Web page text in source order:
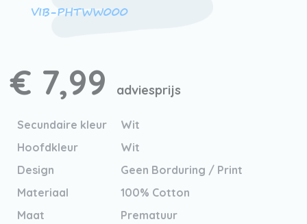
VIB-PHTWW000
€ 7,99 adviesprijs
Secundaire kleur
Wit
Hoofdkleur
Wit
Design
Geen Borduring / Print
Materiaal
100% Cotton
Maat
Prematuur